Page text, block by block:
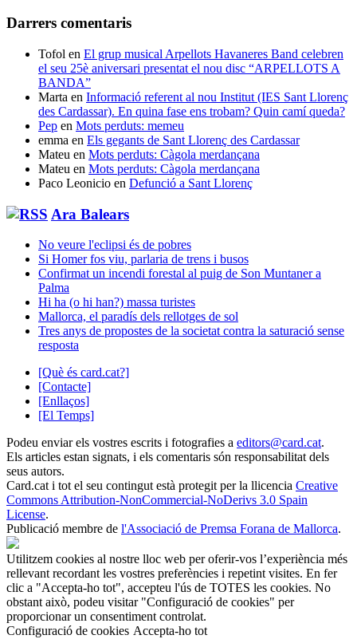
Darrers comentaris
Tofol en El grup musical Arpellots Havaneres Band celebren
el seu 25è aniversari presentat el nou disc “ARPELLOTS A
BANDA”
Marta en Informació referent al nou Institut (IES Sant Llorenç
des Cardassar). En quina fase ens trobam? Quin camí queda?
Pep en Mots perduts: memeu
emma en Els gegants de Sant Llorenç des Cardassar
Mateu en Mots perduts: Càgola merdançana
Mateu en Mots perduts: Càgola merdançana
Paco Leonicio en Defunció a Sant Llorenç
Ara Balears
No veure l'eclipsi és de pobres
Si Homer fos viu, parlaria de trens i busos
Confirmat un incendi forestal al puig de Son Muntaner a
Palma
Hi ha (o hi han?) massa turistes
Mallorca, el paradís dels rellotges de sol
Tres anys de propostes de la societat contra la saturació sense
resposta
[Què és card.cat?]
[Contacte]
[Enllaços]
[El Temps]
Podeu enviar els vostres escrits i fotografies a editors@card.cat.
Els articles estan signats, i els comentaris són responsabilitat dels
seus autors.
Card.cati tot el seu contingut està protegit per la llicencia Creative
Commons Attribution-NonCommercial-NoDerivs 3.0 Spain
License.
Publicació membre de l'Associació de Premsa Forana de Mallorca.
Utilitzem cookies al nostre lloc web per oferir-vos l’experiència més
rellevant recordant les vostres preferències i repetint visites. En fer
clic a "Accepta-ho tot", accepteu l'ús de TOTES les cookies. No
obstant això, podeu visitar "Configuració de cookies" per
proporcionar un consentiment controlat.
Configuració de cookies Accepta-ho tot